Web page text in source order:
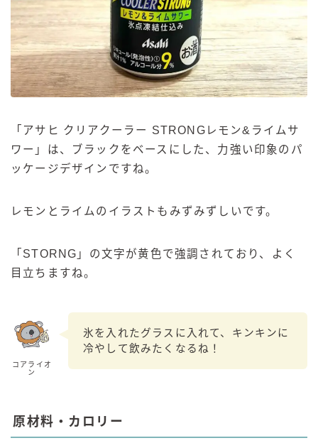
「アサヒ クリアクーラー STRONGレモン&ライムサ
ワー」は、ブラックをベースにした、力強い印象のパ
ッケージデザインですね。
レモンとライムのイラストもみずみずしいです。
「STORNG」の文字が黄色で強調されており、よく
目立ちますね。
コアライオ
ン
氷を入れたグラスに入れて、キンキンに
冷やして飲みたくなるね！
原材料・カロリー